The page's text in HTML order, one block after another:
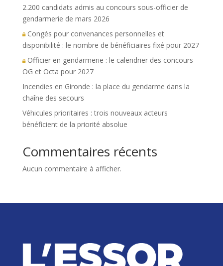
2.200 candidats admis au concours sous-officier de
gendarmerie de mars 2026
Congés pour convenances personnelles et
disponibilité : le nombre de bénéficiaires fixé pour 2027
Officier en gendarmerie : le calendrier des concours
OG et Octa pour 2027
Incendies en Gironde : la place du gendarme dans la
chaîne des secours
Véhicules prioritaires : trois nouveaux acteurs
bénéficient de la priorité absolue
Commentaires récents
Aucun commentaire à afficher.